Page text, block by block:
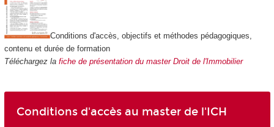
Conditions d'accès, objectifs et méthodes pédagogiques,
contenu et durée de formation
Téléchargez la fiche de présentation du master Droit de l'Immobilier
Conditions d'accès au master de l'ICH